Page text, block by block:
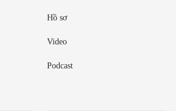
Hồ sơ
Video
Podcast